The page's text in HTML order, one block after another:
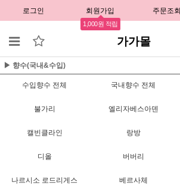
로그인 회원가입
1,000원 적립
주문조회
가가몰
▶ 향수(국내&수입)
수입향수 전체 국내향수 전체
불가리 엘리자베스아덴
캘빈클라인 랑방
디올 버버리
나르시소 로드리게스 베르사체